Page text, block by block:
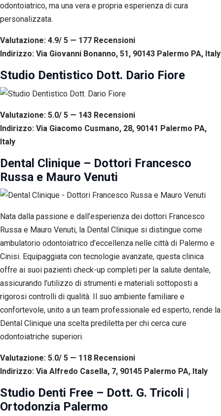
odontoiatrico, ma una vera e propria esperienza di cura
personalizzata.
Valutazione: 4.9/ 5 — 177 Recensioni
Indirizzo: Via Giovanni Bonanno, 51, 90143 Palermo PA, Italy
Studio Dentistico Dott. Dario Fiore
Valutazione: 5.0/ 5 — 143 Recensioni
Indirizzo: Via Giacomo Cusmano, 28, 90141 Palermo PA,
Italy
Dental Clinique – Dottori Francesco
Russa e Mauro Venuti
Nata dalla passione e dall’esperienza dei dottori Francesco
Russa e Mauro Venuti, la Dental Clinique si distingue come
ambulatorio odontoiatrico d’eccellenza nelle città di Palermo e
Cinisi. Equipaggiata con tecnologie avanzate, questa clinica
offre ai suoi pazienti check-up completi per la salute dentale,
assicurando l’utilizzo di strumenti e materiali sottoposti a
rigorosi controlli di qualità. Il suo ambiente familiare e
confortevole, unito a un team professionale ed esperto, rende la
Dental Clinique una scelta prediletta per chi cerca cure
odontoiatriche superiori.
Valutazione: 5.0/ 5 — 118 Recensioni
Indirizzo: Via Alfredo Casella, 7, 90145 Palermo PA, Italy
Studio Denti Free – Dott. G. Tricoli |
Ortodonzia Palermo